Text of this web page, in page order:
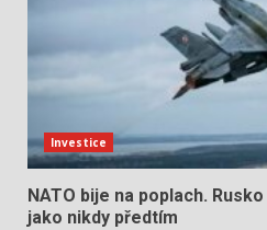
Investice
NATO bije na poplach.
jako nikdy předtím